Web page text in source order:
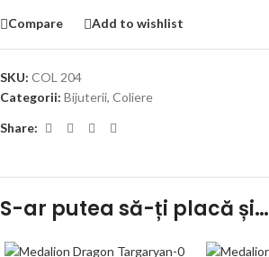
Compare Add to wishlist
SKU: COL 204
Categorii: Bijuterii, Coliere
Share:
S-ar putea să-ți placă și…